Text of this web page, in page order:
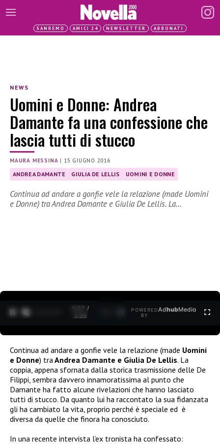
SANREMO AMICI 24 NEWSLETTER ABBONATI
NEWS
Uomini e Donne: Andrea
Damante fa una confessione che
lascia tutti di stucco
MAURA MESSINA | 15 GIUGNO 2016
ANDREA DAMANTE GIULIA DE LELLIS UOMINI E DONNE
Continua ad andare a gonfie vele la relazione (made Uomini
e Donne) tra Andrea Damante e Giulia De Lellis. La…
0:28 /
3:35
POWERED
BY
AdhubMedia
Continua ad andare a gonfie vele la relazione (made Uomini
e Donne) tra Andrea Damante e Giulia De Lellis. La
coppia, appena sfornata dalla storica trasmissione delle De
Filippi, sembra davvero innamoratissima al punto che
Damante ha fatto alcune rivelazioni che hanno lasciato
tutti di stucco. Da quanto lui ha raccontato la sua fidanzata
gli ha cambiato la vita, proprio perché è speciale ed è
diversa da quelle che finora ha conosciuto.
In una recente intervista l’ex tronista ha confessato: